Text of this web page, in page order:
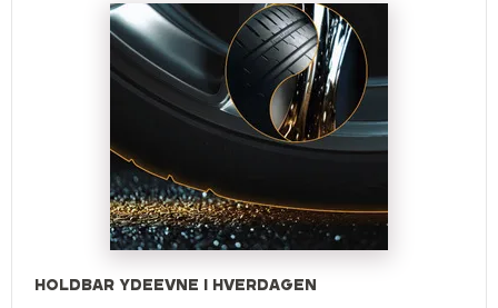
HOLDBAR YDEEVNE I HVERDAGEN